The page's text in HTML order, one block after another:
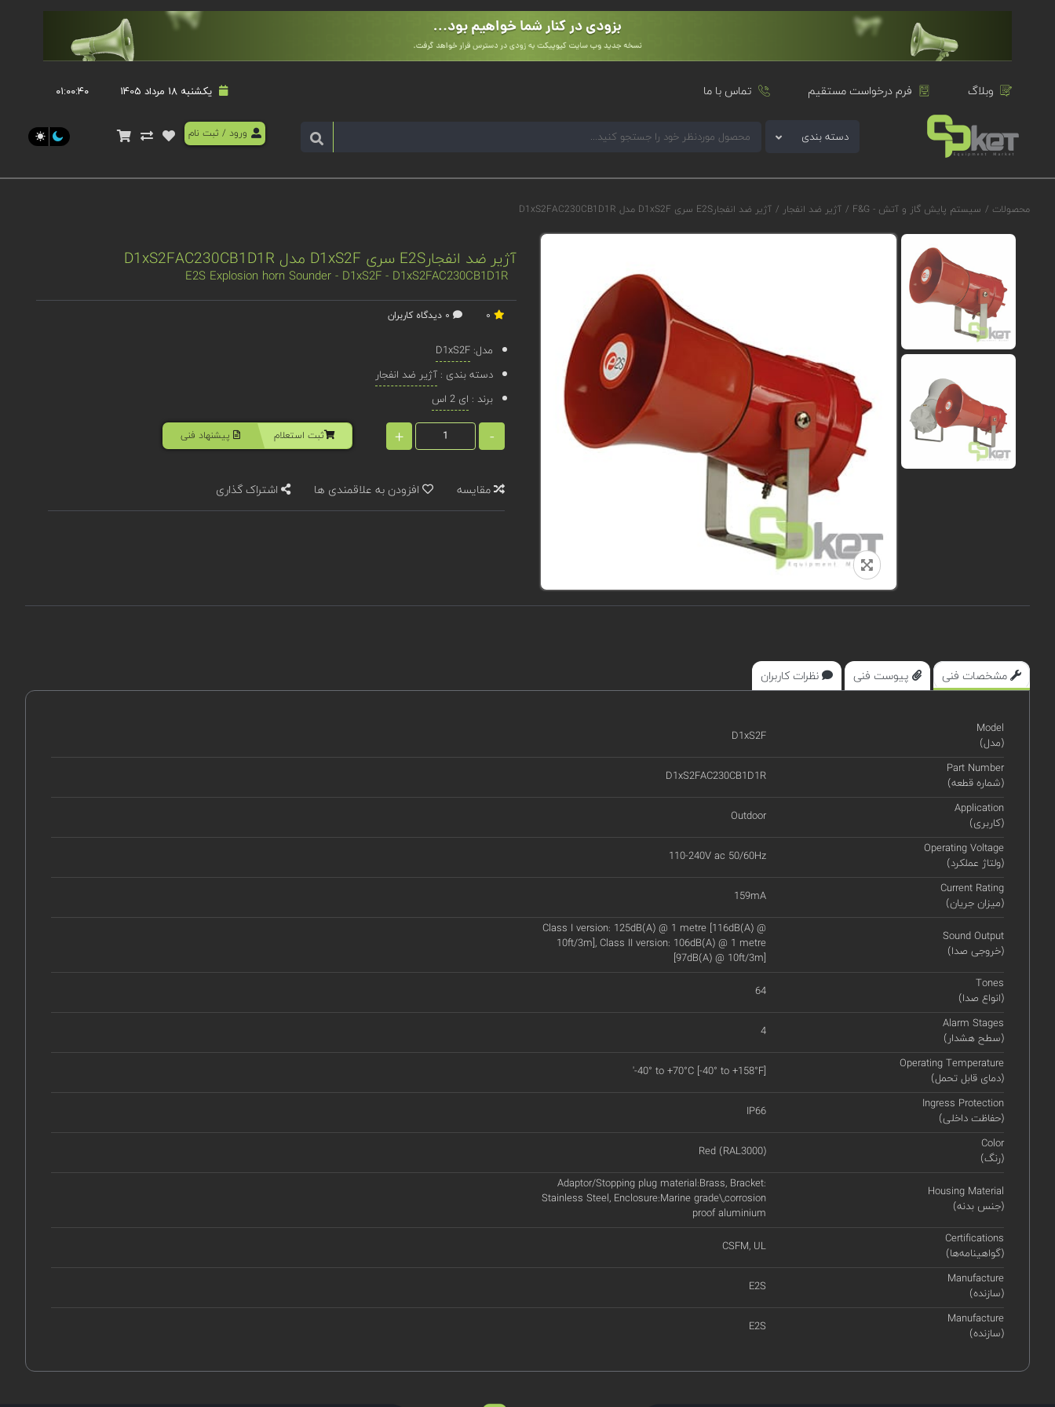
وبلاگ فرم درخواست مستقیم تماس با ما یکشنبه 18 مرداد 1405 ۰۱:۰۰:۴۰
دسته بندی ورود / ثبت نام
محصولات / سیستم پایش گاز و آتش - F&G / آژیر ضد انفجار / آژیر ضد انفجارE2S سری D1xS2F مدل D1xS2FAC230CB1D1R
آژیر ضد انفجارE2S سری D1xS2F مدل D1xS2FAC230CB1D1R
E2S Explosion horn Sounder - D1xS2F - D1xS2FAC230CB1D1R
مدل: D1xS2F
دسته بندی : آژیر ضد انفجار
برند : ای 2 اس
-
+ ثبت استعلام پیشنهاد فنی
مقایسه افزودن به علاقمندی ها اشتراک گذاری
مشخصات فنی پیوست فنی نظرات کاربران
Model
(مدل)
D1xS2F
Part Number
(شماره قطعه)
D1xS2FAC230CB1D1R
Application
(کاربری)
Outdoor
Operating Voltage
(ولتاژ عملکرد)
110-240V ac 50/60Hz
Current Rating
(میزان جریان)
159mA
Sound Output
(خروجی صدا)
Class I version: 125dB(A) @ 1 metre [116dB(A) @
10ft/3m], Class II version: 106dB(A) @ 1 metre
[97dB(A) @ 10ft/3m]
Tones
(انواع صدا)
64
Alarm Stages
(سطح هشدار)
4
Operating Temperature
(دمای قابل تحمل)
'-40° to +70°C [-40° to +158°F]
Ingress Protection
(حفاظت داخلی)
IP66
Color
(رنگ)
Red (RAL3000)
Housing Material
(جنس بدنه)
Adaptor/Stopping plug material:Brass, Bracket:
Stainless Steel, Enclosure:Marine grade\,corrosion
proof aluminium
Certifications
(گواهینامه‌ها)
CSFM, UL
Manufacture
(سازنده)
E2S
Manufacture
(سازنده)
E2S